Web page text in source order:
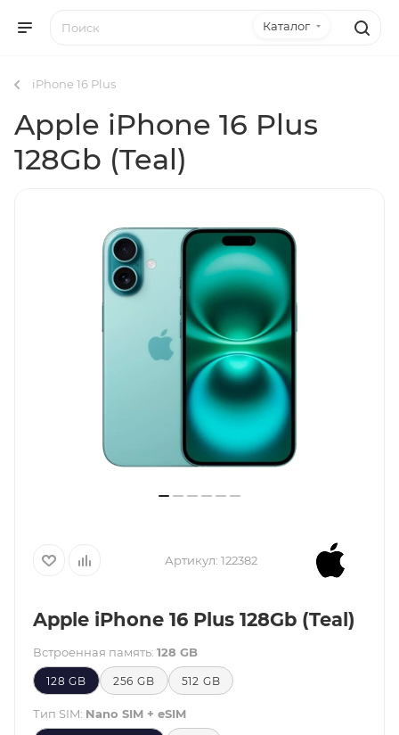
Каталог
iPhone 16 Plus
Apple iPhone 16 Plus
128Gb (Teal)
Артикул: 122382
Apple iPhone 16 Plus 128Gb (Teal)
Встроенная память: 128 GB
128 GB 256 GB 512 GB
Тип SIM: Nano SIM + eSIM